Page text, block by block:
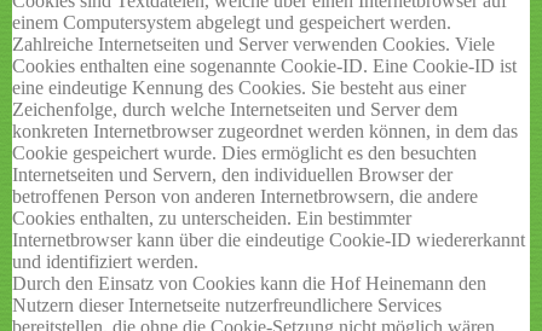
einem Computersystem abgelegt und gespeichert werden.
Zahlreiche Internetseiten und Server verwenden Cookies. Viele
Cookies enthalten eine sogenannte Cookie-ID. Eine Cookie-ID ist
eine eindeutige Kennung des Cookies. Sie besteht aus einer
Zeichenfolge, durch welche Internetseiten und Server dem
konkreten Internetbrowser zugeordnet werden können, in dem das
Cookie gespeichert wurde. Dies ermöglicht es den besuchten
Internetseiten und Servern, den individuellen Browser der
betroffenen Person von anderen Internetbrowsern, die andere
Cookies enthalten, zu unterscheiden. Ein bestimmter
Internetbrowser kann über die eindeutige Cookie-ID wiedererkannt
und identifiziert werden.
Durch den Einsatz von Cookies kann die Hof Heinemann den
Nutzern dieser Internetseite nutzerfreundlichere Services
bereitstellen, die ohne die Cookie-Setzung nicht möglich wären.